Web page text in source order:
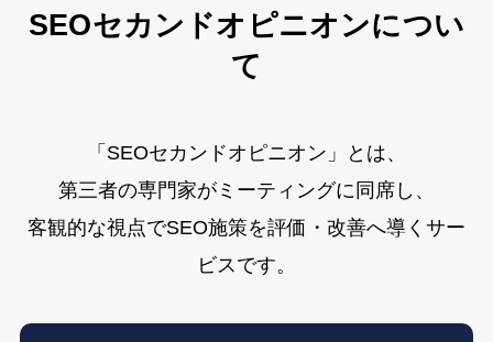
SEOセカンドオピニオンについ
て
「SEOセカンドオピニオン」とは、
第三者の専門家がミーティングに同席し、
客観的な視点でSEO施策を評価・改善へ導くサー
ビスです。